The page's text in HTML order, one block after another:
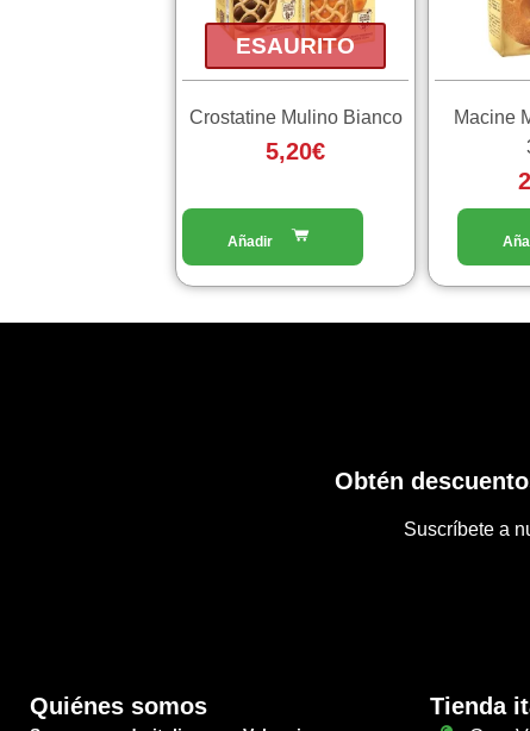
ESAURITO
Crostatine Mulino Bianco
5,20€
opzioni
possono
scelte
del
prodotto
Macine
Obtén
Suscríbete a
Quiénes somos Tienda